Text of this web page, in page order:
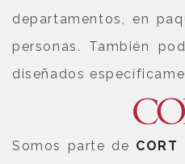
departamentos, en
personas. También
diseñados
Somos parte de